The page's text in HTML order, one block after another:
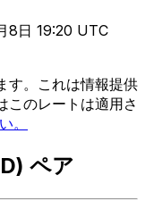
8日 19:20 UTC
す。これは情報提供
このレートは適用さ
。
ペア